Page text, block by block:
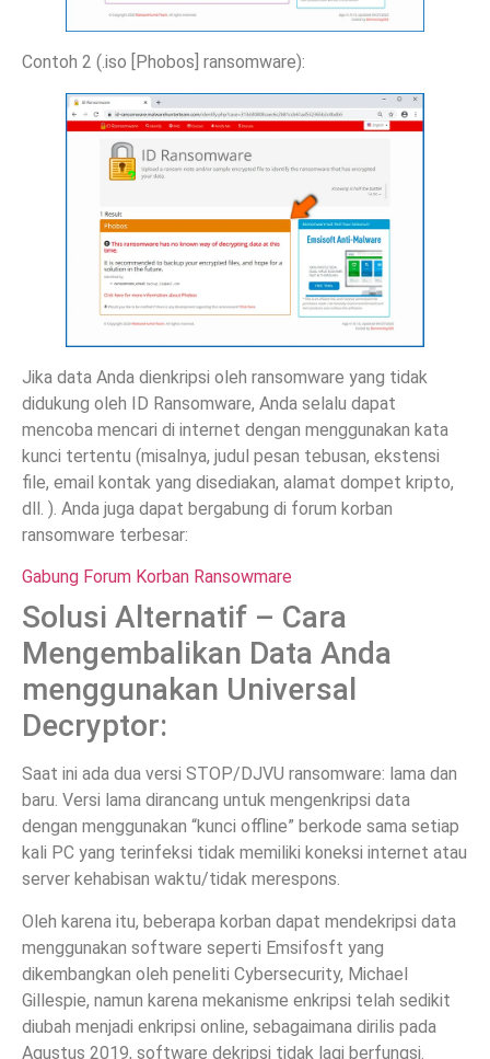
Contoh 2 (.iso [Phobos] ransomware):
Jika data Anda dienkripsi oleh ransomware yang tidak
didukung oleh ID Ransomware, Anda selalu dapat
mencoba mencari di internet dengan menggunakan kata
kunci tertentu (misalnya, judul pesan tebusan, ekstensi
file, email kontak yang disediakan, alamat dompet kripto,
dll. ). Anda juga dapat bergabung di forum korban
ransomware terbesar:
Gabung Forum Korban Ransowmare
Solusi Alternatif – Cara
Mengembalikan Data Anda
menggunakan Universal
Decryptor:
Saat ini ada dua versi STOP/DJVU ransomware: lama dan
baru. Versi lama dirancang untuk mengenkripsi data
dengan menggunakan “kunci offline” berkode sama setiap
kali PC yang terinfeksi tidak memiliki koneksi internet atau
server kehabisan waktu/tidak merespons.
Oleh karena itu, beberapa korban dapat mendekripsi data
menggunakan software seperti Emsifosft yang
dikembangkan oleh peneliti Cybersecurity, Michael
Gillespie, namun karena mekanisme enkripsi telah sedikit
diubah menjadi enkripsi online, sebagaimana dirilis pada
Agustus 2019, software dekripsi tidak lagi berfungsi.